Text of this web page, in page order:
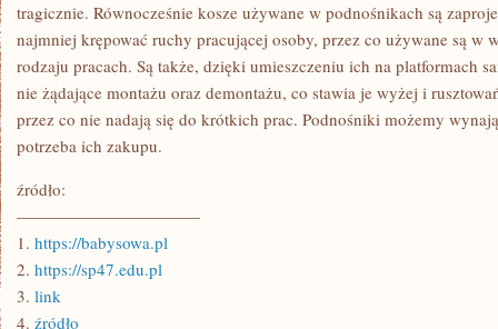
tragicznie. Równocześnie kosze używane w podnośnikach są
najmniej krępować ruchy pracującej osoby, przez co używane są w
rodzaju pracach. Są także, dzięki umieszczeniu ich na platformach
nie żądające montażu oraz demontażu, co stawia je wyżej i
przez co nie nadają się do krótkich prac. Podnośniki możemy
potrzeba ich zakupu.
źródło:
———————————
1. https://babysowa.pl
2. https://sp47.edu.pl
3. link
4. źródło